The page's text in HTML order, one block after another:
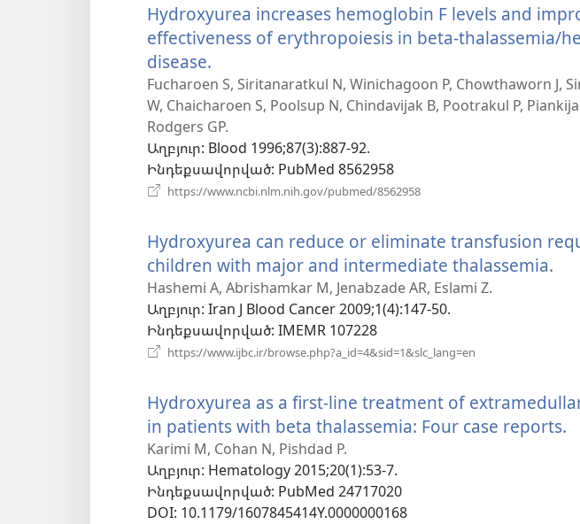
պատուհան)
Hydroxyurea increases hemoglobin F levels and
effectiveness of erythropoiesis in beta-thalassemia/
disease.
է
նոր
պատուհան)
Fucharoen S, Siritanaratkul N, Winichagoon P, Chowthaworn J,
W, Chaicharoen S, Poolsup N, Chindavijak B, Pootrakul P,
Rodgers GP.
Աղբյուր‎: Blood 1996;87(3):887-92.
Ինդեքսավորված‎: PubMed 8562958
https://www.ncbi.nlm.nih.gov/pubmed/8562958
պատուհան)
Hydroxyurea can reduce or eliminate transfusion
children with major and intermediate thalassemia.
Hashemi A, Abrishamkar M, Jenabzade AR, Eslami Z.
Աղբյուր‎: Iran J Blood Cancer 2009;1(4):147-50.
Ինդեքսավորված‎: IMEMR 107228
https://www.ijbc.ir/browse.php?a_id=4&sid=1&slc_lang=en
պատուհան)
Hydroxyurea as a first-line treatment of
in patients with beta thalassemia: Four case reports.
Karimi M, Cohan N, Pishdad P.
Աղբյուր‎: Hematology 2015;20(1):53-7.
Ինդեքսավորված‎: PubMed 24717020
DOI‎: 10.1179/1607845414Y.0000000168